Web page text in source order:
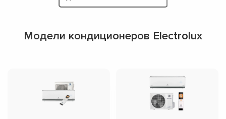
Модели кондиционеров Electrolux